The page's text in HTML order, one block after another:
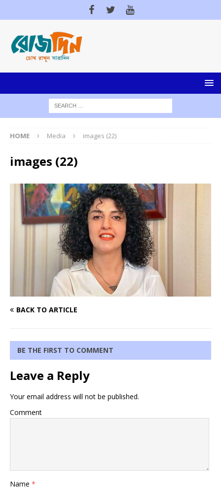
HOME Media images (22)
images (22)
BACK TO ARTICLE
BE THE FIRST TO COMMENT
Leave a Reply
Your email address will not be published.
Comment
Name *